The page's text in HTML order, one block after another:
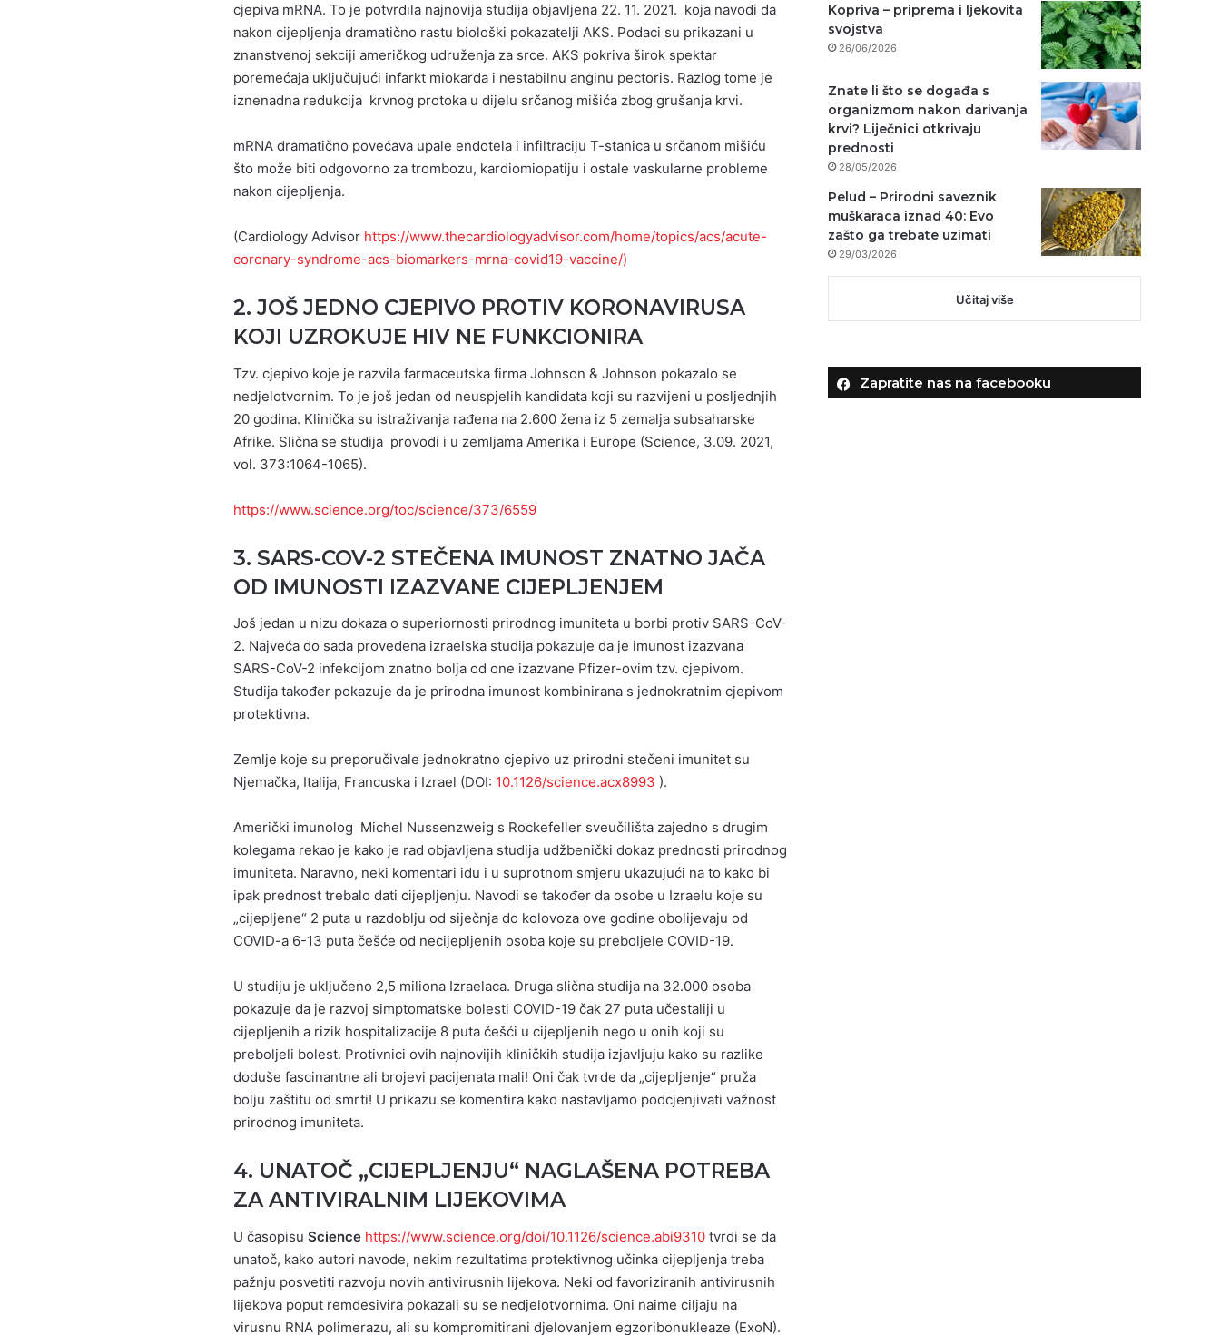
cjepiva mRNA. To je potvrdila najnovija studija objavljena 22. 11. 2021. koja navodi da
nakon cijepljenja dramatično rastu biološki pokazatelji AKS. Podaci su prikazani u
znanstvenoj sekciji američkog udruženja za srce. AKS pokriva širok spektar
poremećaja uključujući infarkt miokarda i nestabilnu anginu pectoris. Razlog tome je
iznenadna redukcija krvnog protoka u dijelu srčanog mišića zbog grušanja krvi.
mRNA dramatično povećava upale endotela i infiltraciju T-stanica u srčanom mišiću
što može biti odgovorno za trombozu, kardiomiopatiju i ostale vaskularne probleme
nakon cijepljenja.
(Cardiology Advisor https://www.thecardiologyadvisor.com/home/topics/acs/acute-
coronary-syndrome-acs-biomarkers-mrna-covid19-vaccine/)
2. JOŠ JEDNO CJEPIVO PROTIV KORONAVIRUSA
KOJI UZROKUJE HIV NE FUNKCIONIRA
Tzv. cjepivo koje je razvila farmaceutska firma Johnson & Johnson pokazalo se
nedjelotvornim. To je još jedan od neuspjelih kandidata koji su razvijeni u posljednjih
20 godina. Klinička su istraživanja rađena na 2.600 žena iz 5 zemalja subsaharske
Afrike. Slična se studija provodi i u zemljama Amerika i Europe (Science, 3.09. 2021,
vol. 373:1064-1065).
https://www.science.org/toc/science/373/6559
3. SARS-COV-2 STEČENA IMUNOST ZNATNO JAČA
OD IMUNOSTI IZAZVANE CIJEPLJENJEM
Još jedan u nizu dokaza o superiornosti prirodnog imuniteta u borbi protiv SARS-CoV-
2. Najveća do sada provedena izraelska studija pokazuje da je imunost izazvana
SARS-CoV-2 infekcijom znatno bolja od one izazvane Pfizer-ovim tzv. cjepivom.
Studija također pokazuje da je prirodna imunost kombinirana s jednokratnim cjepivom
protektivna.
Zemlje koje su preporučivale jednokratno cjepivo uz prirodni stečeni imunitet su
Njemačka, Italija, Francuska i Izrael (DOI: 10.1126/science.acx8993 ).
Američki imunolog Michel Nussenzweig s Rockefeller sveučilišta zajedno s drugim
kolegama rekao je kako je rad objavljena studija udžbenički dokaz prednosti prirodnog
imuniteta. Naravno, neki komentari idu i u suprotnom smjeru ukazujući na to kako bi
ipak prednost trebalo dati cijepljenju. Navodi se također da osobe u Izraelu koje su
„cijepljene“ 2 puta u razdoblju od siječnja do kolovoza ove godine obolijevaju od
COVID-a 6-13 puta češće od necijepljenih osoba koje su preboljele COVID-19.
U studiju je uključeno 2,5 miliona Izraelaca. Druga slična studija na 32.000 osoba
pokazuje da je razvoj simptomatske bolesti COVID-19 čak 27 puta učestaliji u
cijepljenih a rizik hospitalizacije 8 puta češći u cijepljenih nego u onih koji su
preboljeli bolest. Protivnici ovih najnovijih kliničkih studija izjavljuju kako su razlike
doduše fascinantne ali brojevi pacijenata mali! Oni čak tvrde da „cijepljenje“ pruža
bolju zaštitu od smrti! U prikazu se komentira kako nastavljamo podcjenjivati važnost
prirodnog imuniteta.
4. UNATOČ „CIJEPLJENJU“ NAGLAŠENA POTREBA
ZA ANTIVIRALNIM LIJEKOVIMA
U časopisu Science https://www.science.org/doi/10.1126/science.abi9310 tvrdi se da
unatoč, kako autori navode, nekim rezultatima protektivnog učinka cijepljenja treba
pažnju posvetiti razvoju novih antivirusnih lijekova. Neki od favoriziranih antivirusnih
lijekova poput remdesivira pokazali su se nedjelotvornima. Oni naime ciljaju na
virusnu RNA polimerazu, ali su kompromitirani djelovanjem egzoribonukleaze (ExoN).
Kopriva – priprema i ljekovita
svojstva
26/06/2026
Znate li što se događa s
organizmom nakon darivanja
krvi? Liječnici otkrivaju
prednosti
28/05/2026
Pelud – Prirodni saveznik
muškaraca iznad 40: Evo
zašto ga trebate uzimati
29/03/2026
Učitaj više
Zapratite nas na facebooku